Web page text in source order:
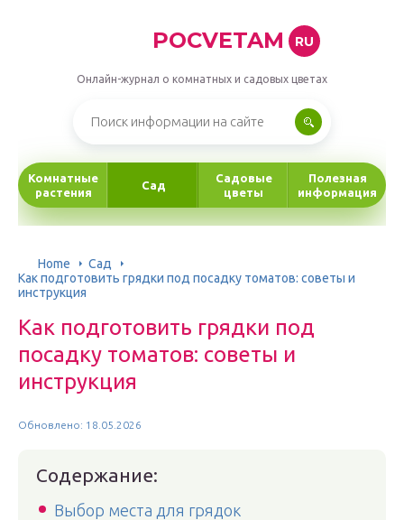
POCVETAM RU
Онлайн-журнал о комнатных и садовых цветах
Комнатные
растения
Сад
Садовые
цветы
Полезная
информация
Home
Сад
Как подготовить грядки под посадку томатов: советы и
инструкция
Как подготовить грядки под
посадку томатов: советы и
инструкция
Обновлено: 18.05.2026
Содержание:
Выбор места для грядок